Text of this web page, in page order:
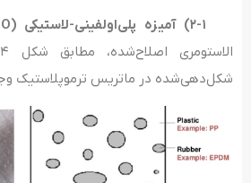
شکل‌دهی‌شده در ماتریس ترموپلاستیک